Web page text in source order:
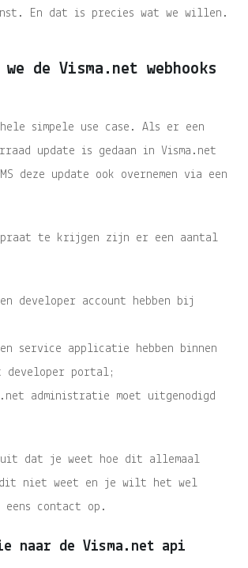
En dat is precies wat we willen.
de Visma.net webhooks
hele simpele use case. Als er een
update is gedaan in Visma.net
deze update ook overnemen via een
praat te krijgen zijn er een aantal
developer account hebben bij
service applicatie hebben binnen
developer portal;
administratie moet uitgenodigd
dat je weet hoe dit allemaal
niet weet en je wilt het wel
eens contact op.
naar de Visma.net api